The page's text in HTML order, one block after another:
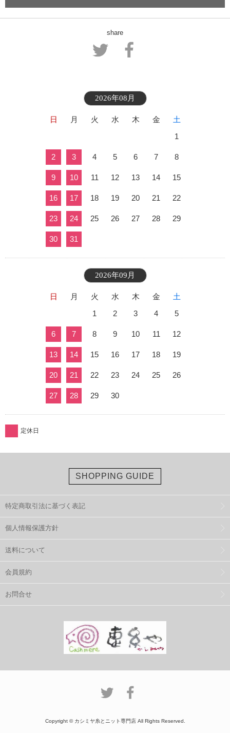
share
2026年08月
日 月 火 水 木 金
土
1
2 3 4 5 6 7 8
9 10 11 12 13 14 15
16 17 18 19 20 21 22
23 24 25 26 27 28 29
30 31
2026年09月
日 月 火 水 木 金
土
1
2 3 4 5
6 7 8 9 10 11 12
13 14 15 16 17 18 19
20 21 22 23 24 25 26
27 28 29 30
定休日
SHOPPING GUIDE
特定商取引法に基づく表記
個人情報保護方針
送料について
会員規約
お問合せ
Copyright © カシミヤ糸とニット専門店 All Rights Reserved.